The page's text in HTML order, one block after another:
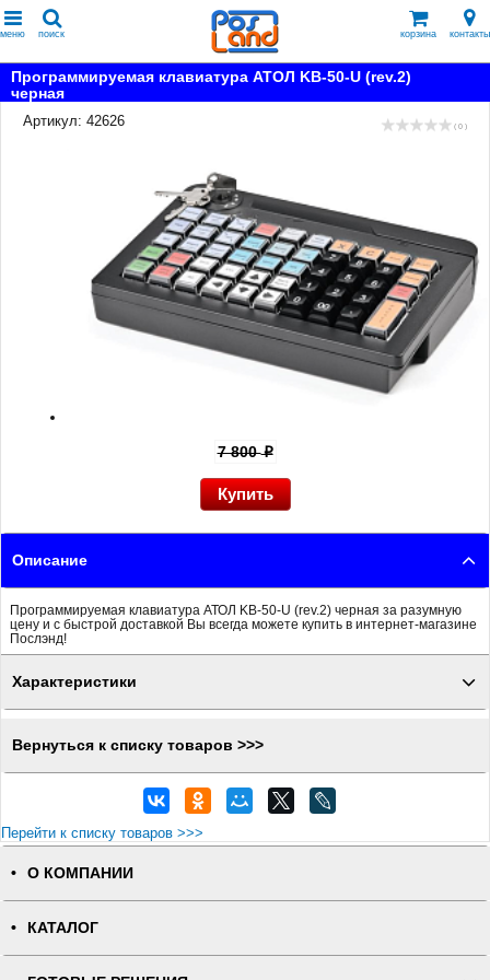
меню поиск корзина контакты
Программируемая клавиатура АТОЛ KB-50-U (rev.2)
черная
Артикул: 42626
( 0 )
7 800p
Описание
Программируемая клавиатура АТОЛ KB-50-U (rev.2) черная за разумную
цену и с быстрой доставкой Вы всегда можете купить в интернет-магазине
Послэнд!
Характеристики
Вернуться к списку товаров >>>
Перейти к списку товаров >>>
О КОМПАНИИ
КАТАЛОГ